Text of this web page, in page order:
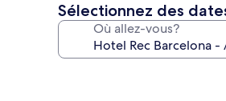
Sélectionnez des
Où allez-vous?